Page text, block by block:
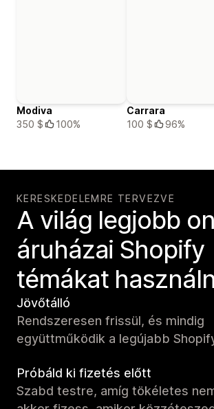
Modiva
350 $
100%
Carrara
100 $
96%
KERESKEDELEMRE TERVEZVE
A világ legjobb
áruházai Shopify
témákat
Jövőtálló
Rendszeresen frissül, és mindig
együttműködik a legújabb
Próbáld ki fizetés előtt
Szabd testre, amíg tökéletes